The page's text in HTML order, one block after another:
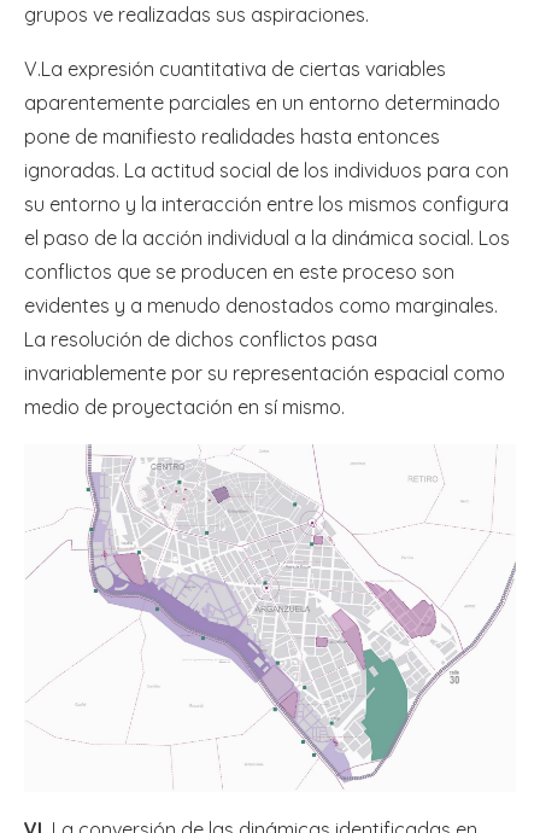
grupos ve realizadas sus aspiraciones.
V.La expresión cuantitativa de ciertas variables
aparentemente parciales en un entorno determinado
pone de manifiesto realidades hasta entonces
ignoradas. La actitud social de los individuos para con
su entorno y la interacción entre los mismos configura
el paso de la acción individual a la dinámica social. Los
conflictos que se producen en este proceso son
evidentes y a menudo denostados como marginales.
La resolución de dichos conflictos pasa
invariablemente por su representación espacial como
medio de proyectación en sí mismo.